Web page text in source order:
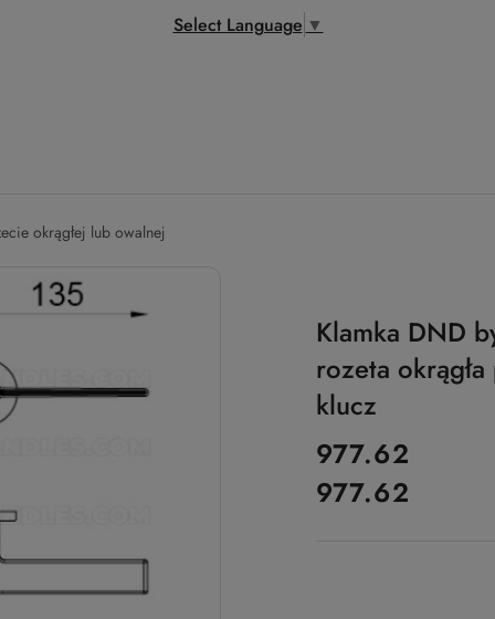
Select Language ▼
okrągłej lub owalnej
Klamka DND
rozeta
klucz
cena:
977.62
Cena:
977.62